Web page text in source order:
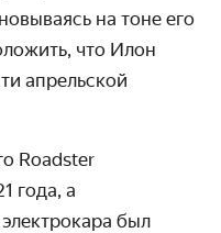
на тоне его
что Илон
апрельской
Roadster
года, а
был